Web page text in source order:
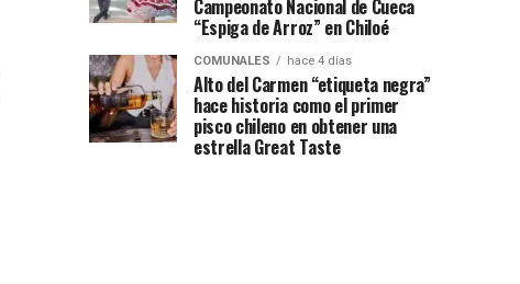
Campeonato Nacional de Cueca
“Espiga de Arroz” en Chiloé
COMUNALES hace 4 días
Alto del Carmen “etiqueta negra”
hace historia como el primer
pisco chileno en obtener una
estrella Great Taste